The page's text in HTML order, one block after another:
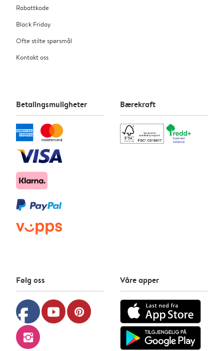
Rabattkode
Black Friday
Ofte stilte spørsmål
Kontakt oss
Betalingsmuligheter Bærekraft
Følg oss
facebook youtube pinterest
instagram
Våre apper